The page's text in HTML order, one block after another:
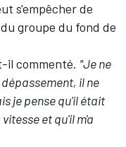
s'empêcher de
groupe du fond de
il commenté. "Je ne
il ne
je pense qu'il était
et qu'il m'a